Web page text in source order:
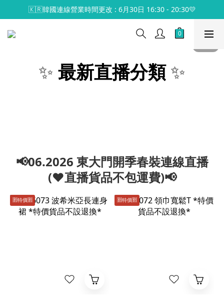
🇰🇷韓國連線營業時間更改 : 6月30日 16:30 - 20:30💛
✨ 最新直播分類✨
📢06.2026 東大門開季春裝連線直播
(♥️直播貨品不包運費)📢
🈹️特價🈹️ 🈹️特價🈹️